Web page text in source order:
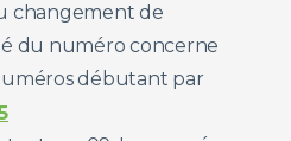
changement de
du numéro concerne
débutant par